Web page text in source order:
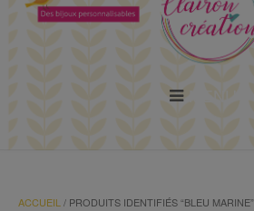
ACCUEIL / PRODUITS IDENTIFIÉS “BLEU MARINE”